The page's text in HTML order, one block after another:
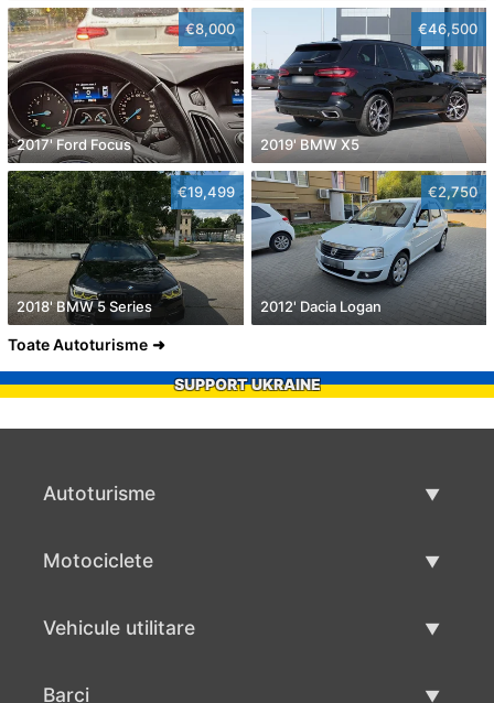
€8,000
2017' Ford Focus
€46,500
2019' BMW X5
€19,499
2018' BMW 5 Series
€2,750
2012' Dacia Logan
Toate Autoturisme
SUPPORT UKRAINE
Autoturisme
Motociclete
Vehicule utilitare
Barci